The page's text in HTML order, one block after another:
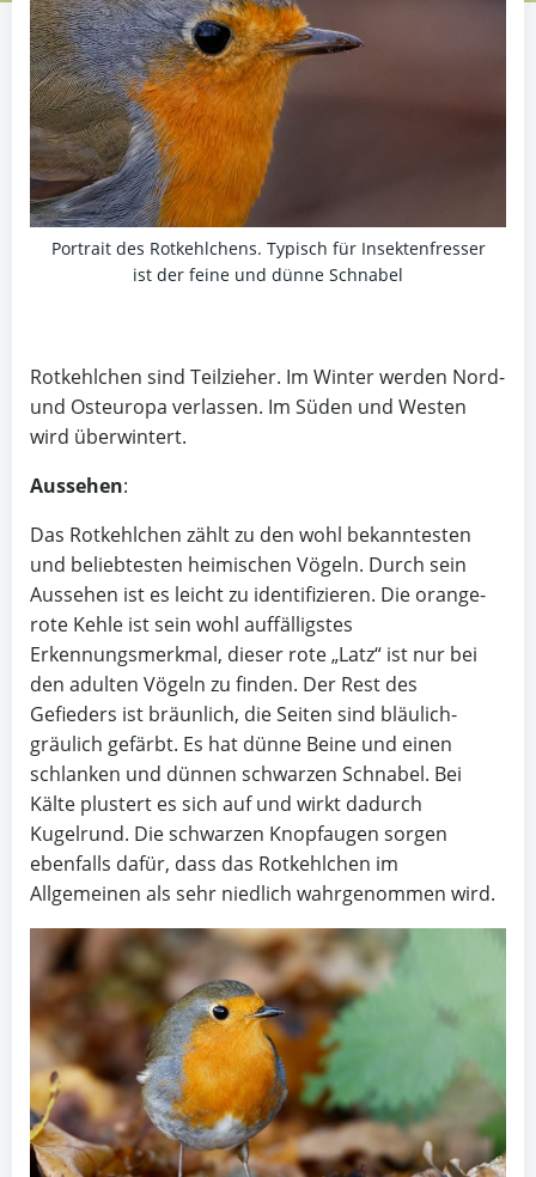
Portrait des Rotkehlchens. Typisch für Insektenfresser
ist der feine und dünne Schnabel
Rotkehlchen sind Teilzieher. Im Winter werden Nord-
und Osteuropa verlassen. Im Süden und Westen
wird überwintert.
Aussehen:
Das Rotkehlchen zählt zu den wohl bekanntesten
und beliebtesten heimischen Vögeln. Durch sein
Aussehen ist es leicht zu identifizieren. Die orange-
rote Kehle ist sein wohl auffälligstes
Erkennungsmerkmal, dieser rote „Latz“ ist nur bei
den adulten Vögeln zu finden. Der Rest des
Gefieders ist bräunlich, die Seiten sind bläulich-
gräulich gefärbt. Es hat dünne Beine und einen
schlanken und dünnen schwarzen Schnabel. Bei
Kälte plustert es sich auf und wirkt dadurch
Kugelrund. Die schwarzen Knopfaugen sorgen
ebenfalls dafür, dass das Rotkehlchen im
Allgemeinen als sehr niedlich wahrgenommen wird.